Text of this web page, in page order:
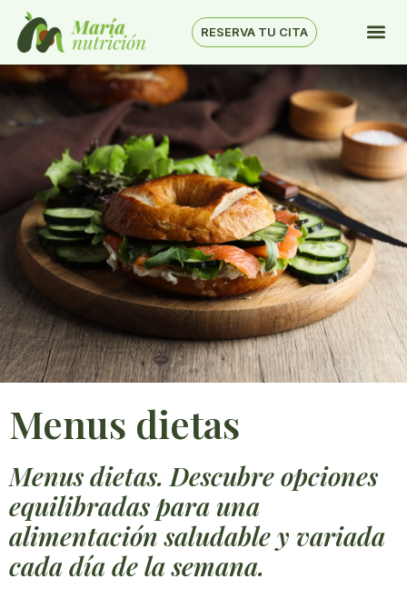
RESERVA TU CITA
Menus dietas
Menus dietas. Descubre opciones
equilibradas para una
alimentación saludable y variada
cada día de la semana.